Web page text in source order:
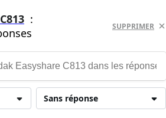
:
SUPPRIMER
Sans réponse